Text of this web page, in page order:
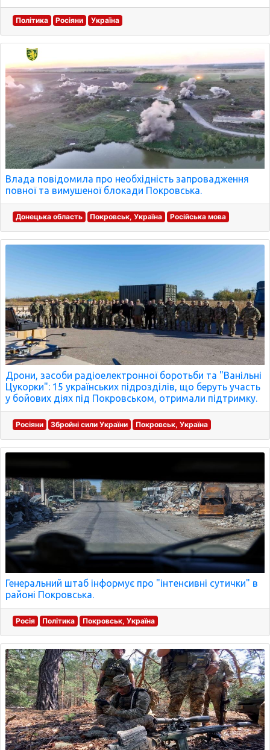
Політика Росіяни Україна
Влада повідомила про необхідність запровадження
повної та вимушеної блокади Покровська.
Донецька область Покровськ, Україна Російська мова
Дрони, засоби радіоелектронної боротьби та "Ванільні
Цукорки": 15 українських підрозділів, що беруть участь
у бойових діях під Покровськом, отримали підтримку.
Росіяни Збройні сили України Покровськ, Україна
Генеральний штаб інформує про "інтенсивні сутички" в
районі Покровська.
Росія Політика Покровськ, Україна